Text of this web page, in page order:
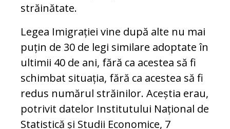
străinătate.
Legea Imigrației vine după alte nu mai
puțin de 30 de legi similare adoptate în
ultimii 40 de ani, fără ca acestea să fi
schimbat situația, fără ca acestea să fi
redus numărul străinilor. Aceștia erau,
potrivit datelor Institutului Național de
Statistică și Studii Economice, 7